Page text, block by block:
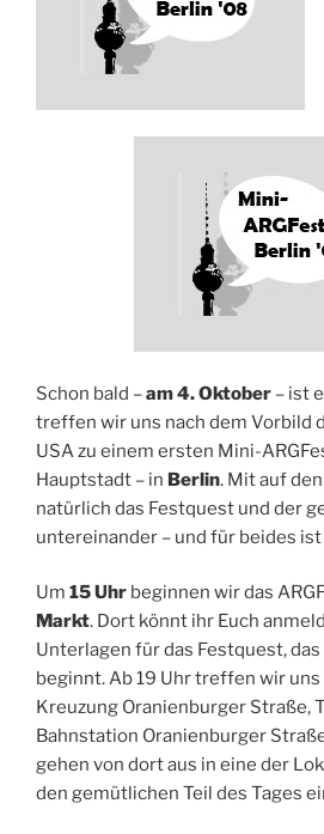
Schon bald –am 4. Oktober – ist
treffen wir uns nach dem Vorbild
USA zu einem ersten Mini-
Hauptstadt – in Berlin. Mit auf
natürlich das Festquest und der
untereinander – und für beides
Um 15 Uhr beginnen wir das
Markt. Dort könnt ihr Euch
Unterlagen für das Festquest,
beginnt. Ab 19 Uhr treffen wir uns
Kreuzung Oranienburger Straße,
Bahnstation Oranienburger
gehen von dort aus in eine der
den gemütlichen Teil des Tages